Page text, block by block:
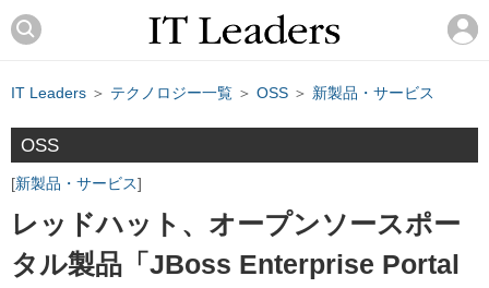
IT Leaders ＞ テクノロジー一覧 ＞ OSS ＞ 新製品・サービス
OSS
新製品・サービス
レッドハット、オープンソースポー
タル製品「JBoss Enterprise Portal